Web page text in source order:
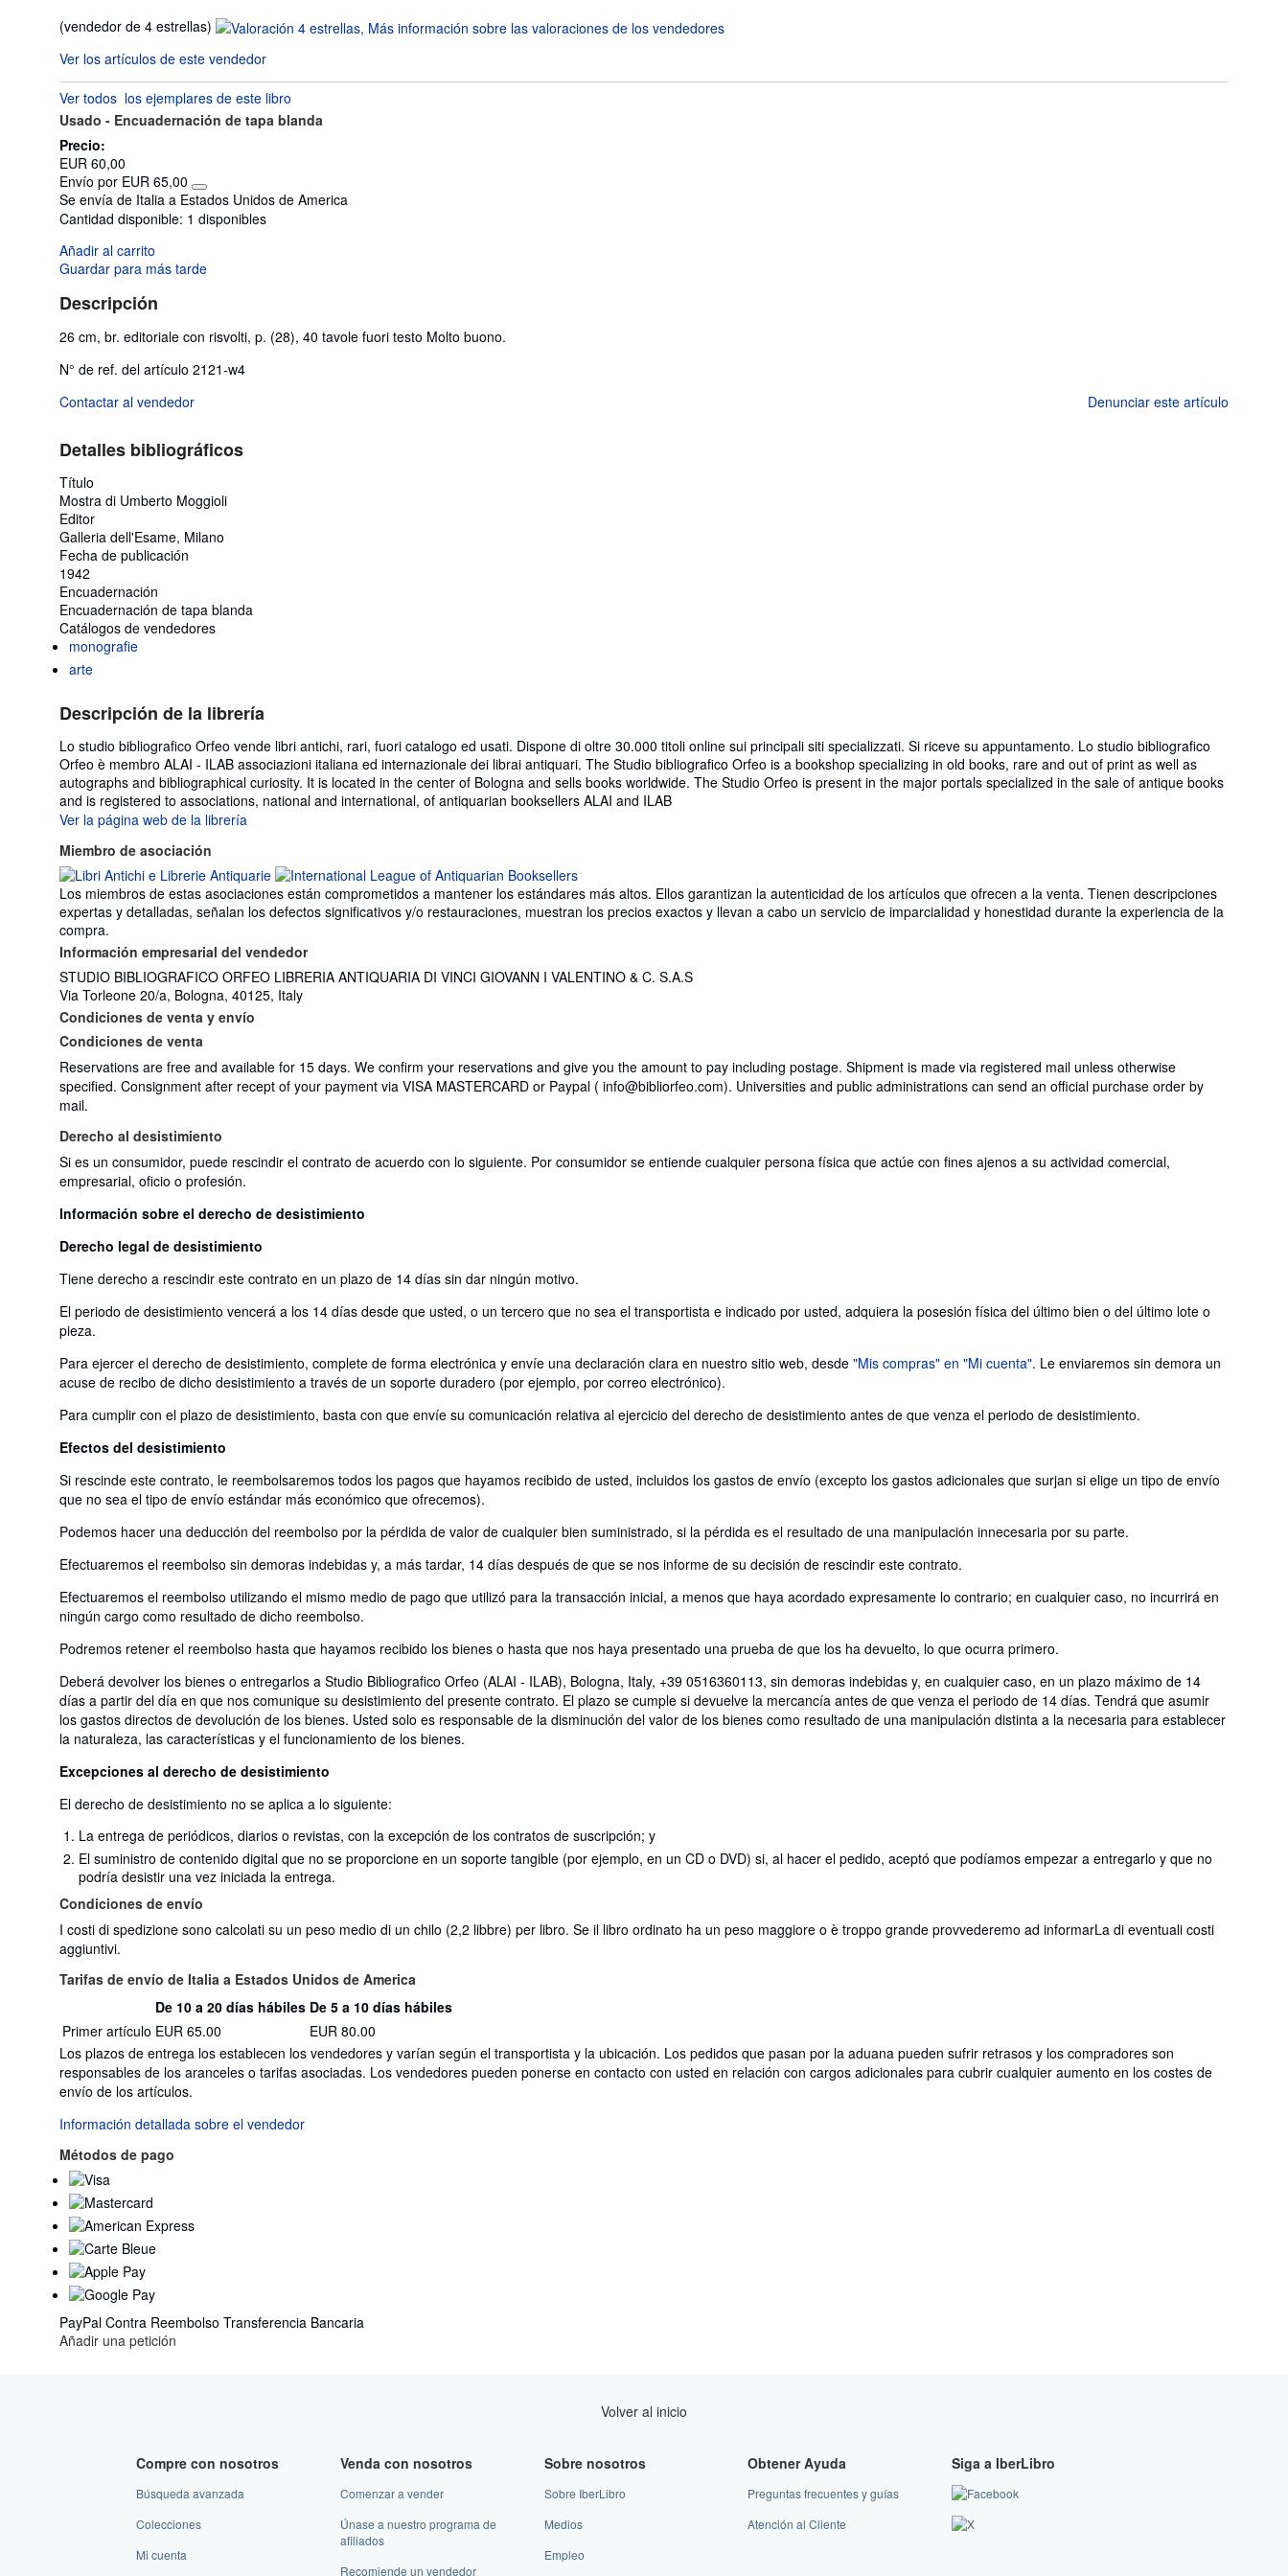
(vendedor de 4 estrellas) Calificación
vendedor:
4
de
5
Ver los artículos de este vendedor
Ver todos los ejemplares de este libro
Usado - Encuadernación de tapa blanda
Precio:
EUR 60,00
Envío por EUR 65,00
Más
información
sobre
de
Se envía de Italia a Estados Unidos de America
Cantidad disponible: 1 disponibles
Añadir al carrito
Guardar para más tarde
Descripción
26 cm, br. editoriale con risvolti, p. (28), 40 tavole fuori testo Molto buono.
N° de ref. del artículo 2121-w4
Contactar al vendedor
Denunciar este artículo
Detalles bibliográficos
Título
Mostra di Umberto Moggioli
Editor
Galleria dell'Esame, Milano
Fecha de publicación
1942
Encuadernación
Encuadernación de tapa blanda
Catálogos de vendedores
monografie
arte
Descripción de la librería
Lo studio bibliografico Orfeo vende libri antichi, rari, fuori catalogo ed usati. Dispone di oltre 30.000 titoli online sui principali siti specializzati. Si riceve su appuntamento. Lo studio bibliografico
Orfeo è membro ALAI - ILAB associazioni italiana ed internazionale dei librai antiquari. The Studio bibliografico Orfeo is a bookshop specializing in old books, rare and out of print as well as
autographs and bibliographical curiosity. It is located in the center of Bologna and sells books worldwide. The Studio Orfeo is present in the major portals specialized in the sale of antique books
and is registered to associations, national and international, of antiquarian booksellers ALAI and ILAB
Ver la página web de la librería
Miembro de asociación
Los miembros de estas asociaciones están comprometidos a mantener los estándares más altos. Ellos garantizan la autenticidad de los artículos que ofrecen a la venta. Tienen descripciones
expertas y detalladas, señalan los defectos significativos y/o restauraciones, muestran los precios exactos y llevan a cabo un servicio de imparcialidad y honestidad durante la experiencia de la
compra.
Información empresarial del vendedor
STUDIO BIBLIOGRAFICO ORFEO LIBRERIA ANTIQUARIA DI VINCI GIOVANN I VALENTINO & C. S.A.S
Via Torleone 20/a, Bologna, 40125, Italy
Condiciones de venta y envío
Condiciones de venta
Reservations are free and available for 15 days. We confirm your reservations and give you the amount to pay including postage. Shipment is made via registered mail unless otherwise
specified. Consignment after recept of your payment via VISA MASTERCARD or Paypal ( info@bibliorfeo.com). Universities and public administrations can send an official purchase order by
mail.
Derecho al desistimiento
Si es un consumidor, puede rescindir el contrato de acuerdo con lo siguiente. Por consumidor se entiende cualquier persona física que actúe con fines ajenos a su actividad comercial,
empresarial, oficio o profesión.
Información sobre el derecho de desistimiento
Derecho legal de desistimiento
Tiene derecho a rescindir este contrato en un plazo de 14 días sin dar ningún motivo.
El periodo de desistimiento vencerá a los 14 días desde que usted, o un tercero que no sea el transportista e indicado por usted, adquiera la posesión física del último bien o del último lote o
pieza.
Para ejercer el derecho de desistimiento, complete de forma electrónica y envíe una declaración clara en nuestro sitio web, desde "Mis compras" en "Mi cuenta". Le enviaremos sin demora un
acuse de recibo de dicho desistimiento a través de un soporte duradero (por ejemplo, por correo electrónico).
Para cumplir con el plazo de desistimiento, basta con que envíe su comunicación relativa al ejercicio del derecho de desistimiento antes de que venza el periodo de desistimiento.
Efectos del desistimiento
Si rescinde este contrato, le reembolsaremos todos los pagos que hayamos recibido de usted, incluidos los gastos de envío (excepto los gastos adicionales que surjan si elige un tipo de envío
que no sea el tipo de envío estándar más económico que ofrecemos).
Podemos hacer una deducción del reembolso por la pérdida de valor de cualquier bien suministrado, si la pérdida es el resultado de una manipulación innecesaria por su parte.
Efectuaremos el reembolso sin demoras indebidas y, a más tardar, 14 días después de que se nos informe de su decisión de rescindir este contrato.
Efectuaremos el reembolso utilizando el mismo medio de pago que utilizó para la transacción inicial, a menos que haya acordado expresamente lo contrario; en cualquier caso, no incurrirá en
ningún cargo como resultado de dicho reembolso.
Podremos retener el reembolso hasta que hayamos recibido los bienes o hasta que nos haya presentado una prueba de que los ha devuelto, lo que ocurra primero.
Deberá devolver los bienes o entregarlos a Studio Bibliografico Orfeo (ALAI - ILAB), Bologna, Italy, +39 0516360113, sin demoras indebidas y, en cualquier caso, en un plazo máximo de 14
días a partir del día en que nos comunique su desistimiento del presente contrato. El plazo se cumple si devuelve la mercancía antes de que venza el periodo de 14 días. Tendrá que asumir
los gastos directos de devolución de los bienes. Usted solo es responsable de la disminución del valor de los bienes como resultado de una manipulación distinta a la necesaria para establecer
la naturaleza, las características y el funcionamiento de los bienes.
Excepciones al derecho de desistimiento
El derecho de desistimiento no se aplica a lo siguiente:
La entrega de periódicos, diarios o revistas, con la excepción de los contratos de suscripción; y
El suministro de contenido digital que no se proporcione en un soporte tangible (por ejemplo, en un CD o DVD) si, al hacer el pedido, aceptó que podíamos empezar a entregarlo y que no
podría desistir una vez iniciada la entrega.
Condiciones de envío
I costi di spedizione sono calcolati su un peso medio di un chilo (2,2 libbre) per libro. Se il libro ordinato ha un peso maggiore o è troppo grande provvederemo ad informarLa di eventuali costi
aggiuntivi.
Tarifas de envío de Italia a Estados Unidos de America
Tarifas
de
envío
de
Italia
a
Estados
Unidos
de
America
Cantidad
del
pedido
De 10 a 20 días hábiles De 5 a 10 días hábiles
Primer artículo EUR 65.00
EUR 80.00
Los plazos de entrega los establecen los vendedores y varían según el transportista y la ubicación. Los pedidos que pasan por la aduana pueden sufrir retrasos y los compradores son
responsables de los aranceles o tarifas asociadas. Los vendedores pueden ponerse en contacto con usted en relación con cargos adicionales para cubrir cualquier aumento en los costes de
envío de los artículos.
Información detallada sobre el vendedor
Métodos de pago
PayPal Contra Reembolso Transferencia Bancaria
Añadir una petición
Volver al inicio
Compre con nosotros
Búsqueda avanzada
Colecciones
Mi cuenta
Venda con nosotros
Comenzar a vender
Únase a nuestro programa de
afiliados
Recomiende un vendedor
Sobre nosotros
Sobre IberLibro
Medios
Empleo
Obtener Ayuda
Preguntas frecuentes y guías
Atención al Cliente
Siga a IberLibro